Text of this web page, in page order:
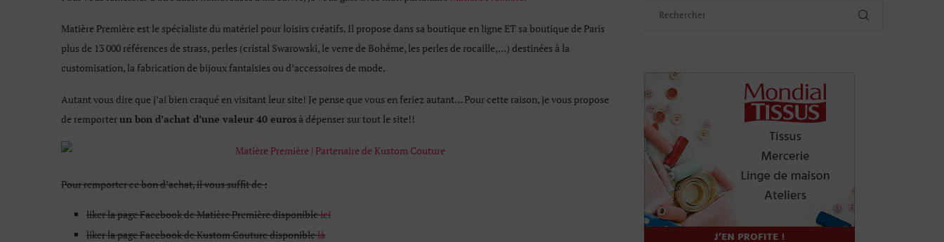
Matière Première est le spécialiste du matériel pour loisirs créatifs. Il propose dans sa boutique en ligne ET sa boutique de Paris
plus de 13 000 références de strass, perles (cristal Swarowski, le verre de Bohême, les perles de rocaille,…) destinées à la
customisation, la fabrication de bijoux fantaisies ou d’accessoires de mode.
Autant vous dire que j’ai bien craqué en visitant leur site! Je pense que vous en feriez autant… Pour cette raison, je vous propose
de remporterun bon d’achat d’une valeur 40 eurosà dépenser sur tout le site!!
Pour remporter ce bon d’achat, il vous suffit de :
liker la page Facebook de Matière Première disponibleici
liker la page Facebook de Kustom Couture disponiblelà